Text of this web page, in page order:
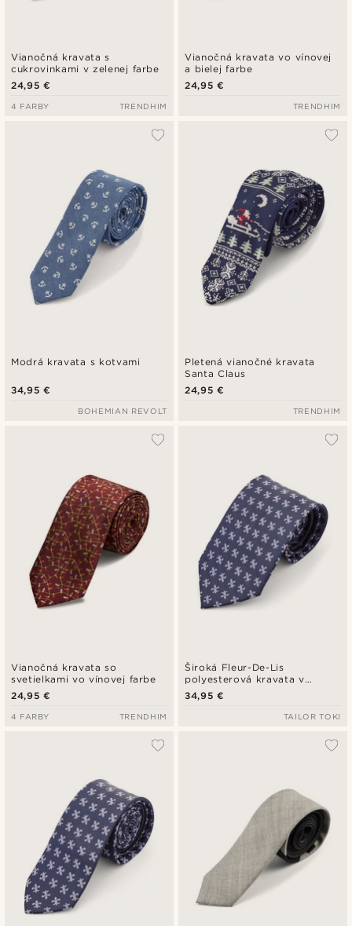
Vianočná kravata s
cukrovinkami v zelenej farbe
24,95 €
4 FARBY TRENDHIM
Vianočná kravata vo vínovej
a bielej farbe
24,95 €
TRENDHIM
Modrá kravata s kotvami
34,95 €
BOHEMIAN REVOLT
Pletená vianočné kravata
Santa Claus
24,95 €
TRENDHIM
Vianočná kravata so
svetielkami vo vínovej farbe
24,95 €
4 FARBY TRENDHIM
Široká Fleur-De-Lis
polyesterová kravata v
námorníckej modrej
34,95 €
TAILOR TOKI